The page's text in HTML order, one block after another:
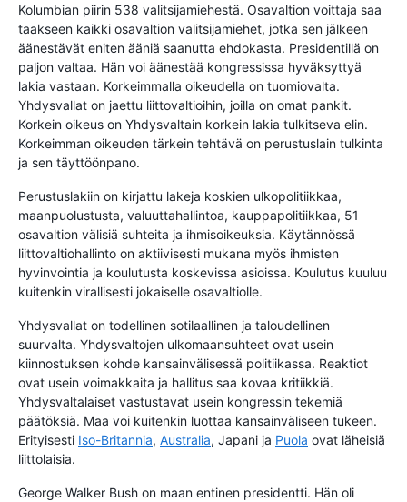
Kolumbian piirin 538 valitsijamiehestä. Osavaltion voittaja saa
taakseen kaikki osavaltion valitsijamiehet, jotka sen jälkeen
äänestävät eniten ääniä saanutta ehdokasta. Presidentillä on
paljon valtaa. Hän voi äänestää kongressissa hyväksyttyä
lakia vastaan. Korkeimmalla oikeudella on tuomiovalta.
Yhdysvallat on jaettu liittovaltioihin, joilla on omat pankit.
Korkein oikeus on Yhdysvaltain korkein lakia tulkitseva elin.
Korkeimman oikeuden tärkein tehtävä on perustuslain tulkinta
ja sen täyttöönpano.
Perustuslakiin on kirjattu lakeja koskien ulkopolitiikkaa,
maanpuolustusta, valuuttahallintoa, kauppapolitiikkaa, 51
osavaltion välisiä suhteita ja ihmisoikeuksia. Käytännössä
liittovaltiohallinto on aktiivisesti mukana myös ihmisten
hyvinvointia ja koulutusta koskevissa asioissa. Koulutus kuuluu
kuitenkin virallisesti jokaiselle osavaltiolle.
Yhdysvallat on todellinen sotilaallinen ja taloudellinen
suurvalta. Yhdysvaltojen ulkomaansuhteet ovat usein
kiinnostuksen kohde kansainvälisessä politiikassa. Reaktiot
ovat usein voimakkaita ja hallitus saa kovaa kritiikkiä.
Yhdysvaltalaiset vastustavat usein kongressin tekemiä
päätöksiä. Maa voi kuitenkin luottaa kansainväliseen tukeen.
Erityisesti Iso-Britannia, Australia, Japani ja Puola ovat läheisiä
liittolaisia.
George Walker Bush on maan entinen presidentti. Hän oli